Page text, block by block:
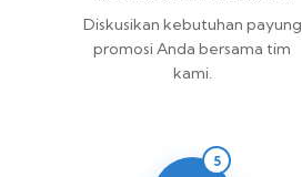
Diskusikan kebutuhan payung
promosi Anda bersama tim
kami.
5